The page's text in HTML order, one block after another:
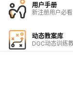
用户手册
新注册用户必看
动态教案库
DGC动态训练